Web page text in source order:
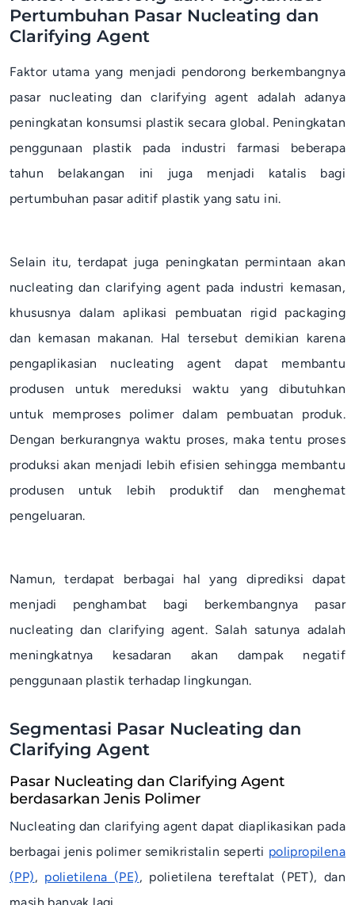
Pertumbuhan Pasar Nucleating dan
Clarifying Agent
Faktor utama yang menjadi pendorong berkembangnya
pasar nucleating danclarifying agent adalah adanya
peningkatan konsumsi plastik secara global. Peningkatan
penggunaan plastik pada industri farmasi beberapa
tahun belakangan ini juga menjadi katalis bagi
pertumbuhan pasar aditif plastik yang satu ini.
Selain itu, terdapat juga peningkatan permintaan akan
nucleating danclarifying agent pada industri kemasan,
khususnya dalam aplikasi pembuatan rigid packaging
dan kemasan makanan. Hal tersebut demikian karena
pengaplikasian nucleating agent dapat membantu
produsen untuk mereduksi waktu yang dibutuhkan
untuk memproses polimer dalam pembuatan produk.
Dengan berkurangnya waktu proses, maka tentu proses
produksi akan menjadi lebih efisien sehingga membantu
produsen untuk lebih produktif dan menghemat
pengeluaran.
Namun, terdapat berbagai hal yang diprediksi dapat
menjadi penghambat bagi berkembangnya pasar
nucleating dan clarifying agent. Salah satunya adalah
meningkatnya kesadaran akan dampak negatif
penggunaan plastik terhadap lingkungan.
Segmentasi Pasar Nucleating dan
Clarifying Agent
Pasar Nucleating dan Clarifying Agent
berdasarkan Jenis Polimer
Nucleating dan clarifying agent dapat diaplikasikan pada
berbagai jenis polimer semikristalin seperti polipropilena
(PP), polietilena (PE), polietilena tereftalat (PET), dan